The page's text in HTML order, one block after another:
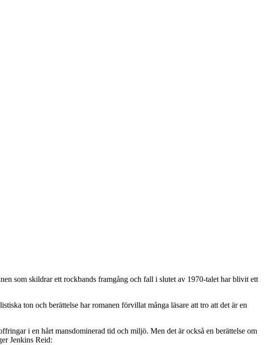
som skildrar ett rockbands framgång och fall i slutet av 1970-talet har blivit ett
ton och berättelse har romanen förvillat många läsare att tro att det är en
i en hårt mansdominerad tid och miljö. Men det är också en berättelse om
Jenkins Reid: